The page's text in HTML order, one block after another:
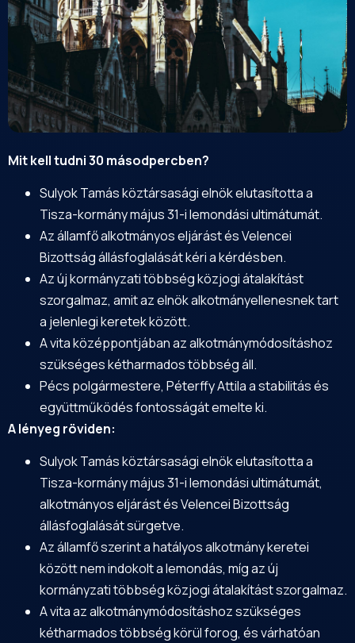
Mit kell tudni 30 másodpercben?
Sulyok Tamás köztársasági elnök elutasította a
Tisza-kormány május 31-i lemondási ultimátumát.
Az államfő alkotmányos eljárást és Velencei
Bizottság állásfoglalását kéri a kérdésben.
Az új kormányzati többség közjogi átalakítást
szorgalmaz, amit az elnök alkotmányellenesnek tart
a jelenlegi keretek között.
A vita középpontjában az alkotmánymódosításhoz
szükséges kétharmados többség áll.
Pécs polgármestere, Péterffy Attila a stabilitás és
együttműködés fontosságát emelte ki.
A lényeg röviden:
Sulyok Tamás köztársasági elnök elutasította a
Tisza-kormány május 31-i lemondási ultimátumát,
alkotmányos eljárást és Velencei Bizottság
állásfoglalását sürgetve.
Az államfő szerint a hatályos alkotmány keretei
között nem indokolt a lemondás, míg az új
kormányzati többség közjogi átalakítást szorgalmaz.
A vita az alkotmánymódosításhoz szükséges
kétharmados többség körül forog, és várhatóan